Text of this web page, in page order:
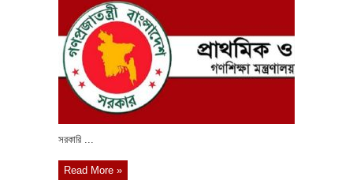
সরকারি ...
Read More »